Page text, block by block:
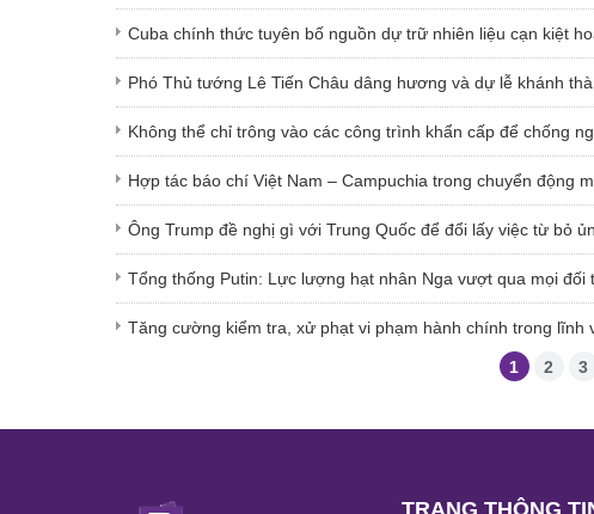
Cuba chính thức tuyên bố nguồn dự trữ nhiên liệu cạn kiệt
Phó Thủ tướng Lê Tiến Châu dâng hương và dự lễ khánh
Không thể chỉ trông vào các công trình khẩn cấp để chống
Hợp tác báo chí Việt Nam – Campuchia trong chuyển động
Ông Trump đề nghị gì với Trung Quốc để đổi lấy việc từ bỏ
Tổng thống Putin: Lực lượng hạt nhân Nga vượt qua mọi đối
Tăng cường kiểm tra, xử phạt vi phạm hành chính trong lĩnh
1 2 3